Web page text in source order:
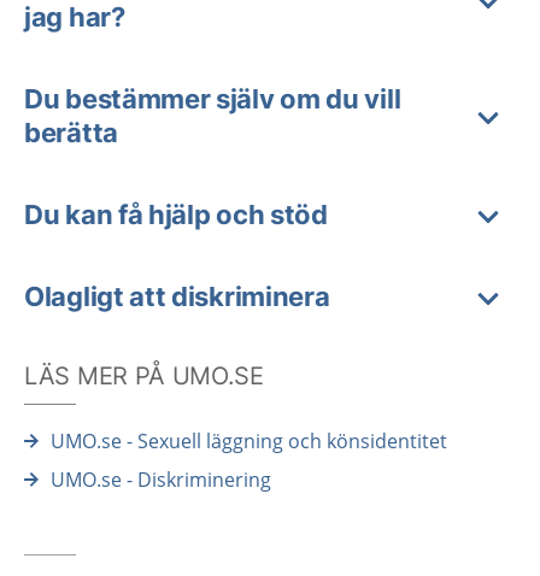
jag har?
Du bestämmer själv om du vill
berätta
Du kan få hjälp och stöd
Olagligt att diskriminera
LÄS MER PÅ UMO.SE
UMO.se - Sexuell läggning och könsidentitet
UMO.se - Diskriminering